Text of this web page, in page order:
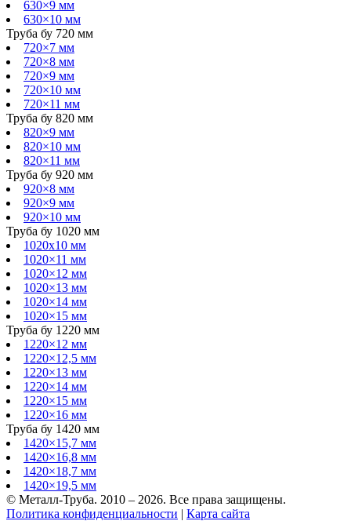
630×9 мм
630×10 мм
Труба бу 720 мм
720×7 мм
720×8 мм
720×9 мм
720×10 мм
720×11 мм
Труба бу 820 мм
820×9 мм
820×10 мм
820×11 мм
Труба бу 920 мм
920×8 мм
920×9 мм
920×10 мм
Труба бу 1020 мм
1020х10 мм
1020×11 мм
1020×12 мм
1020×13 мм
1020×14 мм
1020×15 мм
Труба бу 1220 мм
1220×12 мм
1220×12,5 мм
1220×13 мм
1220×14 мм
1220×15 мм
1220×16 мм
Труба бу 1420 мм
1420×15,7 мм
1420×16,8 мм
1420×18,7 мм
1420×19,5 мм
© Металл-Труба. 2010 – 2026. Все права защищены.
Политика конфиденциальности | Карта сайта